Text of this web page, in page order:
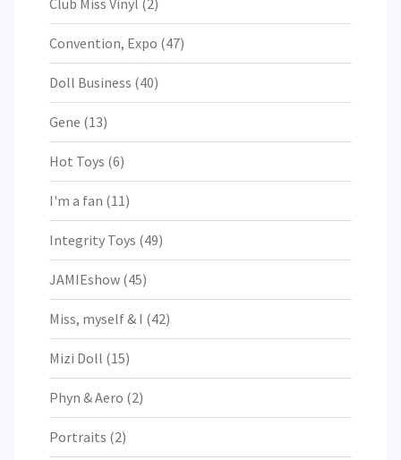
Convention, Expo (47)
Doll Business (40)
Gene (13)
Hot Toys (6)
I'm a fan (11)
Integrity Toys (49)
JAMIEshow (45)
Miss, myself & I (42)
Mizi Doll (15)
Phyn & Aero (2)
Portraits (2)